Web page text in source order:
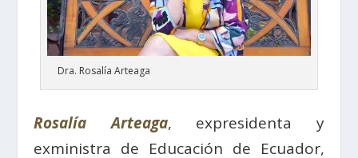
Dra. Rosalía Arteaga
Rosalía Arteaga, expresidenta y
exministra de Educación de Ecuador,